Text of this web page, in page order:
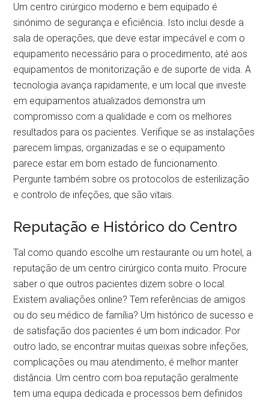
Um centro cirúrgico moderno e bem equipado é
sinónimo de segurança e eficiência. Isto inclui desde a
sala de operações, que deve estar impecável e com o
equipamento necessário para o procedimento, até aos
equipamentos de monitorização e de suporte de vida. A
tecnologia avança rapidamente, e um local que investe
em equipamentos atualizados demonstra um
compromisso com a qualidade e com os melhores
resultados para os pacientes. Verifique se as instalações
parecem limpas, organizadas e se o equipamento
parece estar em bom estado de funcionamento.
Pergunte também sobre os protocolos de esterilização
e controlo de infeções, que são vitais.
Reputação e Histórico do Centro
Tal como quando escolhe um restaurante ou um hotel, a
reputação de um centro cirúrgico conta muito. Procure
saber o que outros pacientes dizem sobre o local.
Existem avaliações online? Tem referências de amigos
ou do seu médico de família? Um histórico de sucesso e
de satisfação dos pacientes é um bom indicador. Por
outro lado, se encontrar muitas queixas sobre infeções,
complicações ou mau atendimento, é melhor manter
distância. Um centro com boa reputação geralmente
tem uma equipa dedicada e processos bem definidos